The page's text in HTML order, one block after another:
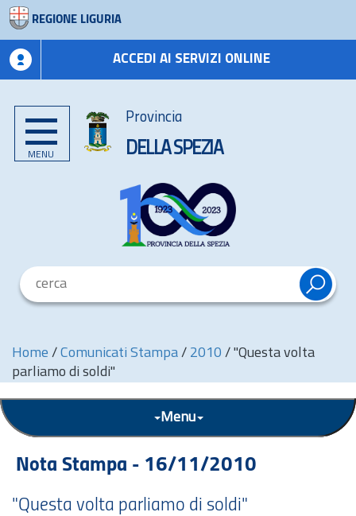
REGIONE LIGURIA
ACCEDI AI SERVIZI ONLINE
MENU
Provincia
DELLA SPEZIA
Home / Comunicati Stampa / 2010 / "Questa volta
parliamo di soldi"
Menu
Nota Stampa - 16/11/2010
"Questa volta parliamo di soldi"